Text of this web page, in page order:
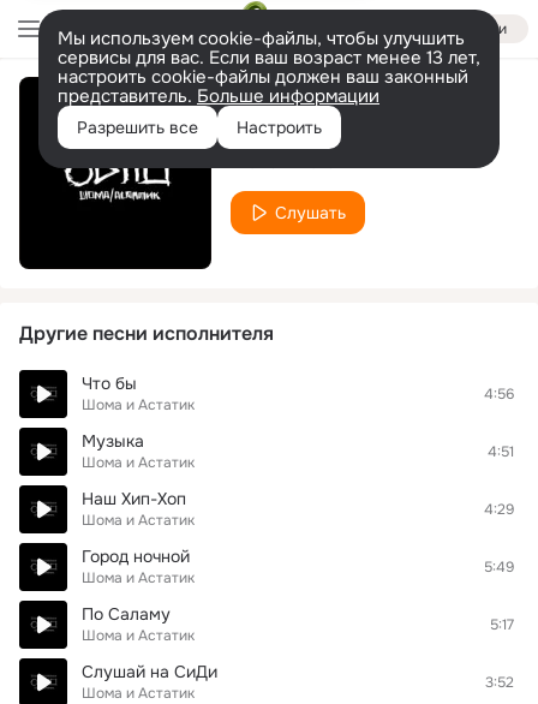
Войти
Мы используем cookie-файлы, чтобы улучшить
сервисы для вас. Если ваш возраст менее 13 лет,
настроить cookie-файлы должен ваш законный
представитель. Больше информации
Разрешить все Настроить
Последний снег
Слушать
Другие песни исполнителя
Что бы
Шома и Астатик
4:56
Музыка
Шома и Астатик
4:51
Наш Хип-Хоп
Шома и Астатик
4:29
Город ночной
Шома и Астатик
5:49
По Саламу
Шома и Астатик
5:17
Слушай на СиДи
Шома и Астатик
3:52